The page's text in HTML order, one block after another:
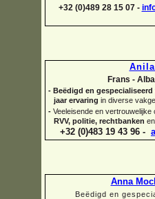
+32 (0)489 28 15 07 -
Anila
Frans -
- Beëdigd en gespecialiseerd
jaar ervaring in diverse
- Veeleisende en vertrouwelijke
RVV, politie, rechtbanken en
+32 (0)483 19 43 96 -
Anna
Beëdigd en